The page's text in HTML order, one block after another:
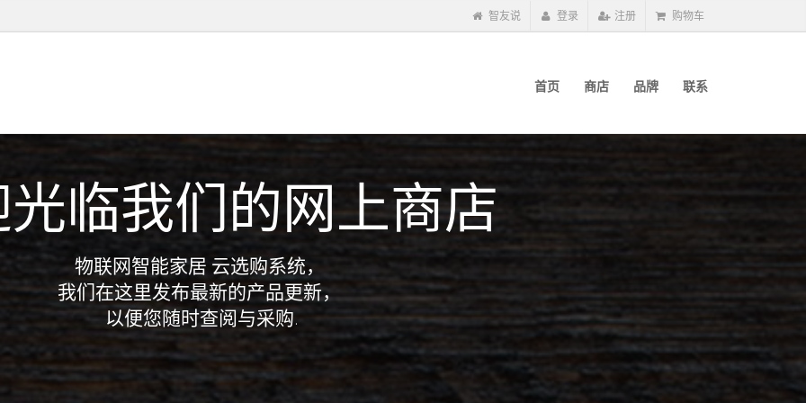
智友说 登录 注册 购物车
首页 商店 品牌 联系
临我们的网上商店
物联网智能家居 云选购系统，
我们在这里发布最新的产品更新，
以便您随时查阅与采购.